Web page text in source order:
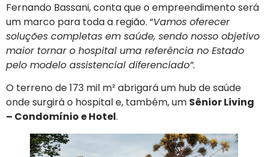
Fernando Bassani, conta que o empreendimento será
um marco para toda a região. “Vamos oferecer
soluções completas em saúde, sendo nosso objetivo
maior tornar o hospital uma referência no Estado
pelo modelo assistencial diferenciado”.
O terreno de 173 mil m² abrigará um hub de saúde
onde surgirá o hospital e, também, um Sênior Living
– Condomínio e Hotel.